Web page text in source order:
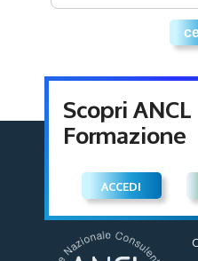
Scopri ANCL
Formazione
ACCEDI